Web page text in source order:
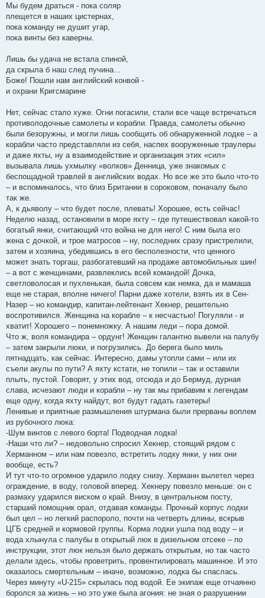
Мы будем драться - пока соляр
плещется в наших цистернах,
пока команду не душит угар,
пока винты без каверны.
Лишь бы удача не встала спиной,
да скрыла б наш след пучина...
Боже! Пошли нам английский конвой -
и охрани Кригсмарине
Нет, сейчас стало хуже. Огни погасили, стали все чаще встречаться
противолодочные самолеты и корабли. Правда, самолеты обычно
были безоружны, и могли лишь сообщить об обнаруженной лодке – а
корабли часто представляли из себя, наспех вооруженные траулеры
и даже яхты, ну а взаимодействие и организация этих «сил»
вызывала лишь ухмылку «волков» Денница, уже знакомых с
беспощадной травлей в английских водах. Но все же это было что-то
– и вспоминалось, что близ Британии в сороковом, поначалу было
так же.
А, к дьяволу – что будет после, плевать! Хорошее, есть сейчас!
Неделю назад, остановили в море яхту – где путешествовал какой-то
богатый янки, считающий что война не для него! С ним была его
жена с дочкой, и трое матросов – ну, последних сразу пристрелили,
затем и хозяина, убедившись в его бесполезности, что ценного
может знать торгаш, разбогатевший на продаже автомобильных шин!
– а вот с женщинами, развлеклись всей командой! Дочка,
светловолосая и пухленькая, была совсем как немка, да и мамаша
еще не старая, вполне ничего! Парни даже хотели, взять их в Сен-
Назер – но командир, капитан-лейтенант Хекнер, решительно
воспротивился. Женщина на корабле – к несчастью! Погуляли - и
хватит! Хорошего – понемножку. А нашим леди – пора домой.
Что ж, воля командира – ордунг! Женщин галантно вывели на палубу
– затем закрыли люки, и погрузились. До берега было миль
пятнадцать, как сейчас. Интересно, дамы утопли сами – или их
съели акулы по пути? А яхту кстати, не топили – так и оставили
плыть, пустой. Говорят, у этих вод, отсюда и до Бермуд, дурная
слава, исчезают люди и корабли – ну так мы прибавим к легендам
еще одну, когда яхту найдут, вот будут гадать газетеры!
Ленивые и приятные размышления штурмана были прерваны воплем
из рубочного люка:
-Шум винтов с левого борта! Подводная лодка!
-Наши что ли? – недовольно спросил Хекнер, стоящий рядом с
Херманном – или нам повезло, встретить лодку янки, у них они
вообще, есть?
И тут что-то огромное ударило лодку снизу. Херманн вылетел через
ограждение, в воду, головой вперед. Хекнеру повезло меньше: он с
размаху ударился виском о край. Внизу, в центральном посту,
старший помощник орал, отдавая команды. Прочный корпус лодки
был цел – но легкий распороло, почти на четверть длины, вскрыв
ЦГБ средней и кормовой группы. Корма лодки ушла под воду – и
вода хлынула с палубы в открытый люк в дизельном отсеке – по
инструкции, этот люк нельзя было держать открытым, но так часто
делали здесь, чтобы проветрить, провентилировать машинное. И это
оказалось смертельным – иначе, возможно, лодка бы спаслась.
Через минуту «U-215» скрылась под водой. Ее экипаж еще отчаянно
боролся за жизнь – но это уже была агония: не зная о разрушении